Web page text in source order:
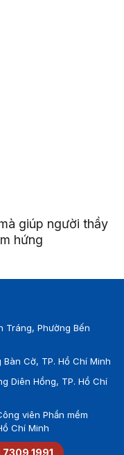
giúp người thầy
hứng
Tráng, Phường Bến
Cờ, TP. Hồ Chí Minh
Diên Hồng, TP. Hồ Chí
viên Phần mềm
Chí Minh